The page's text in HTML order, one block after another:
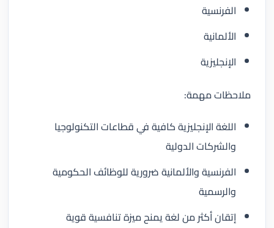
الفرنسية
الألمانية
الإنجليزية
ملاحظات مهمة:
اللغة الإنجليزية كافية في قطاعات التكنولوجيا
والشركات الدولية
الفرنسية والألمانية ضرورية للوظائف الحكومية
والرسمية
إتقان أكثر من لغة يمنح ميزة تنافسية قوية